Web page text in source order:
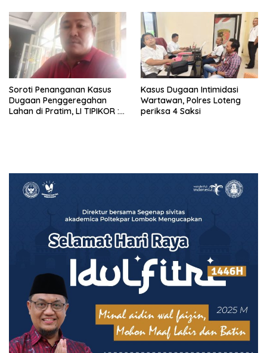
Soroti Penanganan Kasus
Dugaan Penggeregahan
Lahan di Pratim, LI TIPIKOR :
Kasus Dugaan Intimidasi
Wartawan, Polres Loteng
periksa 4 Saksi